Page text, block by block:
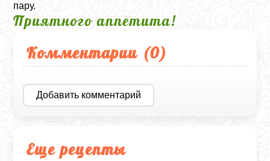
пару.
Приятного аппетита!
Комментарии (0)
Добавить комментарий
Еще рецепты